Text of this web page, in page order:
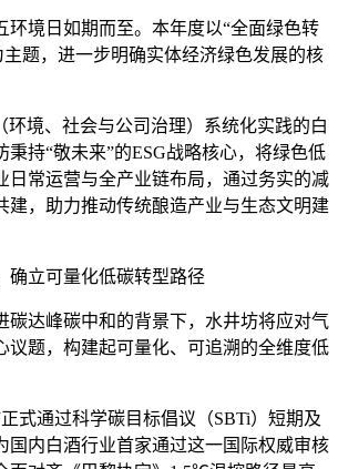
环境日如期而至。本年度以“全面绿色转
主题，进一步明确实体经济绿色发展的核
环境、社会与公司治理）系统化实践的白
秉持“敬未来”的ESG战略核心，将绿色低
日常运营与全产业链布局，通过务实的减
建，助力推动传统酿造产业与生态文明建
确立可量化低碳转型路径
碳达峰碳中和的背景下，水井坊将应对气
议题，构建起可量化、可追溯的全维度低
式通过科学碳目标倡议（SBTi）短期及
国内白酒行业首家通过这一国际权威审核